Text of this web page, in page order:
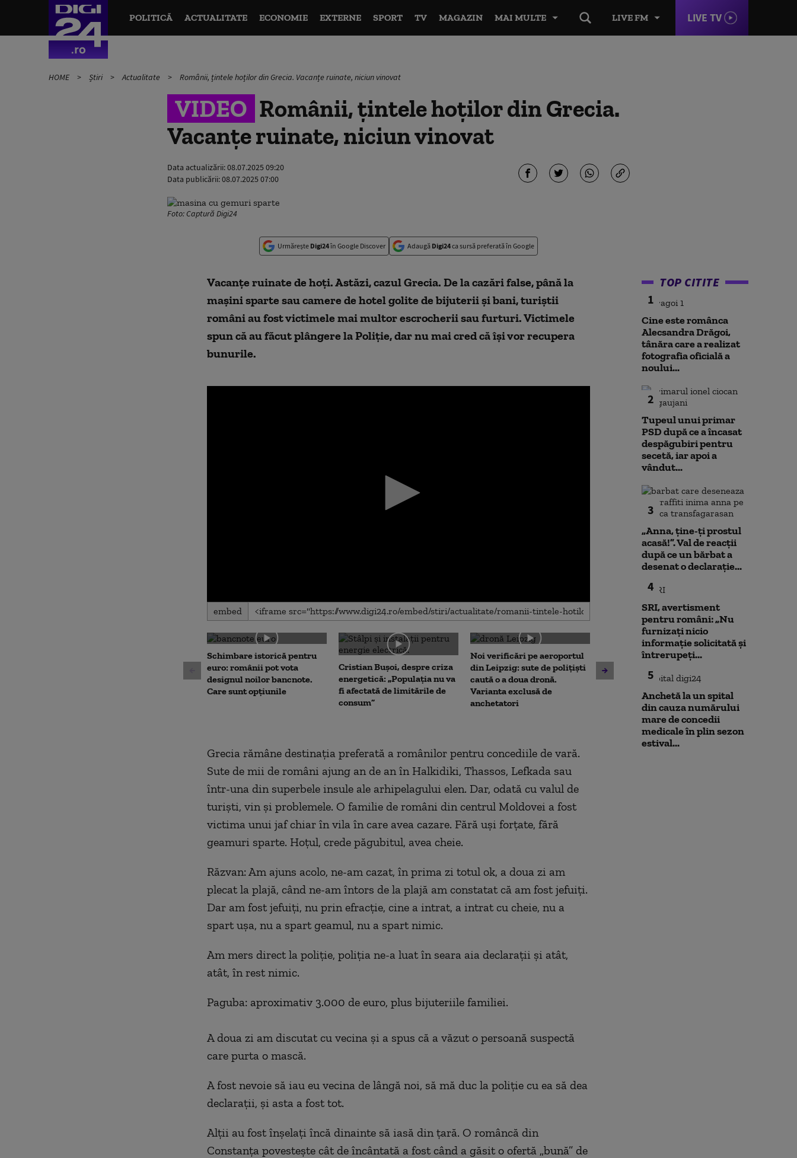
LIVE FM LIVE TV
POLITICĂ ACTUALITATE ECONOMIE EXTERNE SPORT TV MAGAZIN MAI MULTE
HOME Știri Actualitate Românii, țintele hoților din Grecia. Vacanțe ruinate, niciun vinovat
VIDEO Românii, țintele hoților din Grecia.
Vacanțe ruinate, niciun vinovat
Data actualizării:08.07.2025 09:20
Data publicării:08.07.2025 07:00
Foto: Captură Digi24
Urmărește Digi24în Google Discover Adaugă Digi24ca sursă preferată în Google
Vacanțe ruinate de hoți. Astăzi, cazul Grecia. De la cazări false, până la
mașini sparte sau camere de hotel golite de bijuterii și bani, turiștii
români au fost victimele mai multor escrocherii sau furturi. Victimele
spun că au făcut plângere la Poliție, dar nu mai cred că își vor recupera
bunurile.
0
seconds
0
secondsVolume
90%
embed
Schimbare istorică pentru
euro: românii pot vota
designul noilor bancnote.
Care sunt opțiunile
Cristian Bușoi, despre criza
energetică: „Populația nu va
fi afectată de limitările de
consum”
Noi verificări pe aeroportul
din Leipzig: sute de polițiști
caută o a doua dronă.
Varianta exclusă de
anchetatori
Societatea de Transport
București și-a cerut
insolvența
poate avea
Grecia rămâne destinația preferată a românilor pentru concediile de vară.
Sute de mii de români ajung an de an în Halkidiki, Thassos, Lefkada sau
într-una din superbele insule ale arhipelagului elen. Dar, odată cu valul de
turiști, vin și problemele. O familie de români din centrul Moldovei a fost
victima unui jaf chiar în vila în care avea cazare. Fără uși forțate, fără
geamuri sparte. Hoțul, crede păgubitul, avea cheie.
Răzvan: Am ajuns acolo, ne-am cazat, în prima zi totul ok, a doua zi am
plecat la plajă, când ne-am întors de la plajă am constatat că am fost jefuiți.
Dar am fost jefuiți, nu prin efracție, cine a intrat, a intrat cu cheie, nu a
spart ușa, nu a spart geamul, nu a spart nimic.
Am mers direct la poliție, poliția ne-a luat în seara aia declarații și atât,
atât, în rest nimic.
Paguba: aproximativ 3.000 de euro, plus bijuteriile familiei.
A doua zi am discutat cu vecina și a spus că a văzut o persoană suspectă
care purta o mască.
A fost nevoie să iau eu vecina de lângă noi, să mă duc la poliție cu ea să dea
declarații, și asta a fost tot.
Alții au fost înșelați încă dinainte să iasă din țară. O româncă din
Constanța povestește cât de încântată a fost când a găsit o ofertă „bună” de
TOP CITITE
1
Cine este românca
Alecsandra Drăgoi,
tânăra care a realizat
fotografia oficială a
noului...
2
Tupeul unui primar
PSD după ce a încasat
despăgubiri pentru
secetă, iar apoi a
vândut...
3
„Anna, ţine-ţi prostul
acasă!”. Val de reacții
după ce un bărbat a
desenat o declarație...
4
SRI, avertisment
pentru români: „Nu
furnizați nicio
informație solicitată și
întrerupeți...
5
Anchetă la un spital
din cauza numărului
mare de concedii
medicale în plin sezon
estival...